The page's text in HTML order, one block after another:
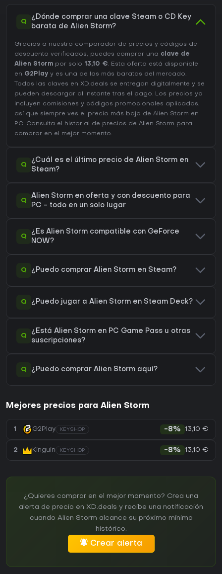
Q
¿Dónde comprar una clave Steam o CD Key
barata de Alien Storm?
Gracias a nuestro comparador de precios y códigos de
descuento verificados, puedes comprar una clave de
Alien Storm por solo 13,10 €. Esta oferta está disponible
en G2Play y es una de las más baratas del mercado.
Todas las claves en XD.deals se entregan digitalmente y se
pueden descargar al instante tras el pago. Los precios ya
incluyen comisiones y códigos promocionales aplicados,
así que siempre ves el precio más bajo de Alien Storm en
PC. Consulta el historial de precios de Alien Storm para
comprar en el mejor momento.
Q
¿Cuál es el último precio de Alien Storm en
Steam?
Q
Alien Storm en oferta y con descuento para
PC - todo en un solo lugar
Q
¿Es Alien Storm compatible con GeForce
NOW?
Q ¿Puedo comprar Alien Storm en Steam?
Q ¿Puedo jugar a Alien Storm en Steam Deck?
Q
¿Está Alien Storm en PC Game Pass u otras
suscripciones?
Q ¿Puedo comprar Alien Storm aquí?
Mejores precios para Alien Storm
1 G2Play KEYSHOP -8% 13,10 €
2 Kinguin KEYSHOP -8% 13,10 €
¿Quieres comprar en el mejor momento? Crea una
alerta de precio en XD.deals y recibe una notificación
cuando Alien Storm alcance su próximo mínimo
histórico.
Crear alerta